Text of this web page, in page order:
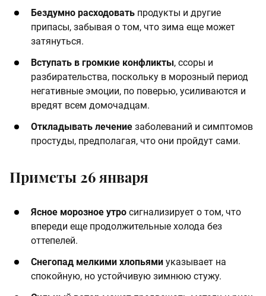
Бездумно расходовать продукты и другие
припасы, забывая о том, что зима еще может
затянуться.
Вступать в громкие конфликты, ссоры и
разбирательства, поскольку в морозный период
негативные эмоции, по поверью, усиливаются и
вредят всем домочадцам.
Откладывать лечение заболеваний и симптомов
простуды, предполагая, что они пройдут сами.
Приметы 26 января
Ясное морозное утро сигнализирует о том, что
впереди еще продолжительные холода без
оттепелей.
Снегопад мелкими хлопьями указывает на
спокойную, но устойчивую зимнюю стужу.